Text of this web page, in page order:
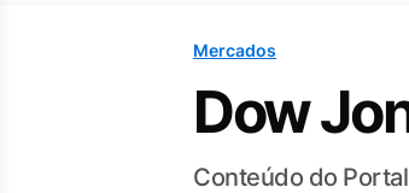
Mercados
Dow
Conteúdo do